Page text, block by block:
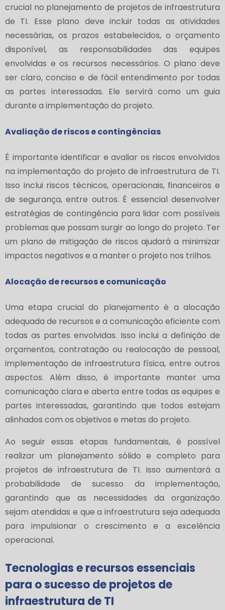
crucial no planejamento de projetos de infraestrutura
de TI. Esse plano deve incluir todas as atividades
necessárias, os prazos estabelecidos, o orçamento
disponível, as responsabilidades das equipes
envolvidas e os recursos necessários. O plano deve
ser claro, conciso e de fácil entendimento por todas
as partes interessadas. Ele servirá como um guia
durante a implementação do projeto.
Avaliação de riscos e contingências
É importante identificar e avaliar os riscos envolvidos
na implementação do projeto de infraestrutura de TI.
Isso inclui riscos técnicos, operacionais, financeiros e
de segurança, entre outros. É essencial desenvolver
estratégias de contingência para lidar com possíveis
problemas que possam surgir ao longo do projeto. Ter
um plano de mitigação de riscos ajudará a minimizar
impactos negativos e a manter o projeto nos trilhos.
Alocação de recursos e comunicação
Uma etapa crucial do planejamento é a alocação
adequada de recursos e a comunicação eficiente com
todas as partes envolvidas. Isso inclui a definição de
orçamentos, contratação ou realocação de pessoal,
implementação de infraestrutura física, entre outros
aspectos. Além disso, é importante manter uma
comunicação clara e aberta entre todas as equipes e
partes interessadas, garantindo que todos estejam
alinhados com os objetivos e metas do projeto.
Ao seguir essas etapas fundamentais, é possível
realizar um planejamento sólido e completo para
projetos de infraestrutura de TI. Isso aumentará a
probabilidade de sucesso da implementação,
garantindo que as necessidades da organização
sejam atendidas e que a infraestrutura seja adequada
para impulsionar o crescimento e a excelência
operacional.
Tecnologias e recursos essenciais
para o sucesso de projetos de
infraestrutura de TI